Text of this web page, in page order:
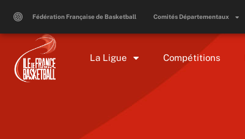
Fédération Française de Basketball Comités Départementaux
La Ligue Compétitions